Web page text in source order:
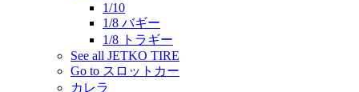
1/10
1/8 バギー
1/8 トラギー
See all JETKO TIRE
Go to スロットカー
カレラ